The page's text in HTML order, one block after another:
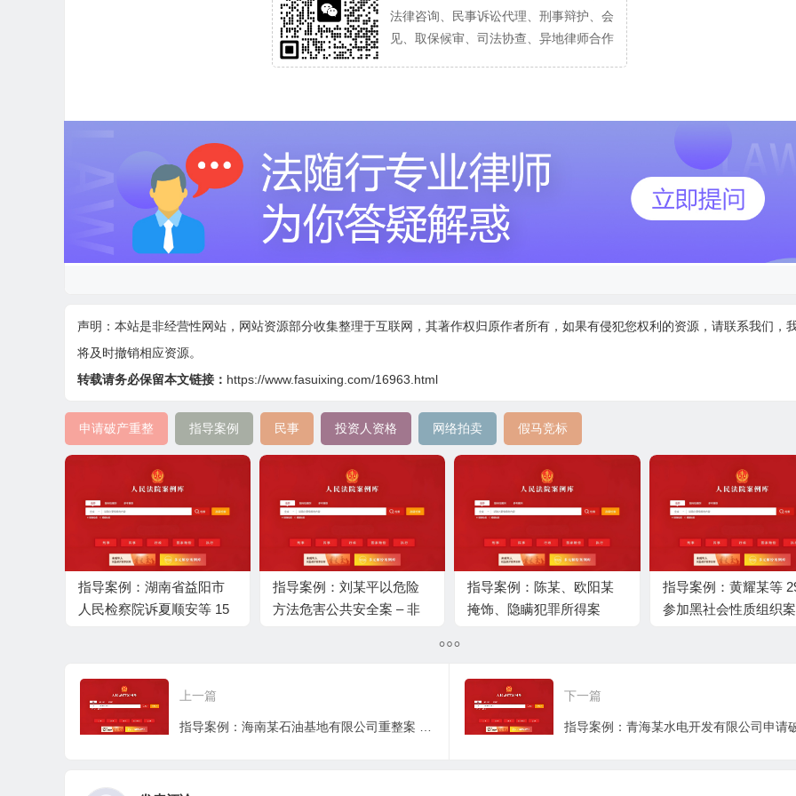
法律咨询、民事诉讼代理、刑事辩护、会
见、取保候审、司法协查、异地律师合作
声明：本站是非经营性网站，网站资源部分收集整理于互联网，其著作权归原作者所有，如果有侵犯您权利的资源，请联系我们，
将及时撤销相应资源。
转载请务必保留本文链接： https://www.fasuixing.com/16963.html
申请破产重整 指导案例 民事 投资人资格 网络拍卖 假马竞标
指导案例：湖南省益阳市
人民检察院诉夏顺安等 15
损害全面赔偿
指导案例：刘某平以危险
方法危害公共安全案 – 非
指导案例：陈某、欧阳某
掩饰、隐瞒犯罪所得案
指导案例：黄耀某等
参加黑社会性质组织案
上一篇 下一篇